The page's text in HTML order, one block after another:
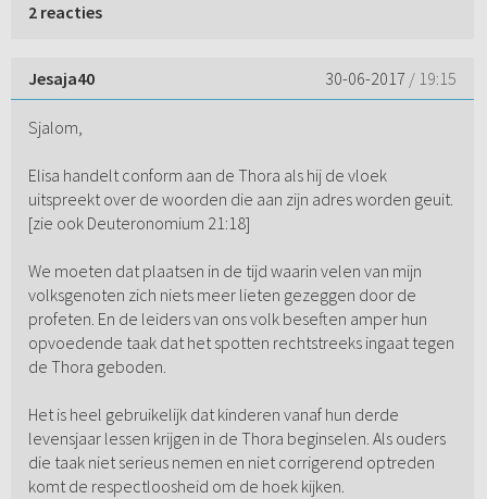
2 reacties
Jesaja40 30-06-2017 / 19:15
Sjalom,
Elisa handelt conform aan de Thora als hij de vloek
uitspreekt over de woorden die aan zijn adres worden geuit.
[zie ook Deuteronomium 21:18]
We moeten dat plaatsen in de tijd waarin velen van mijn
volksgenoten zich niets meer lieten gezeggen door de
profeten. En de leiders van ons volk beseften amper hun
opvoedende taak dat het spotten rechtstreeks ingaat tegen
de Thora geboden.
Het is heel gebruikelijk dat kinderen vanaf hun derde
levensjaar lessen krijgen in de Thora beginselen. Als ouders
die taak niet serieus nemen en niet corrigerend optreden
komt de respectloosheid om de hoek kijken.